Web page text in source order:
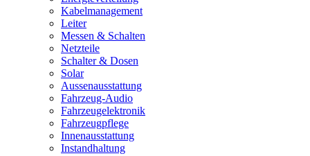
Kabelmanagement
Leiter
Messen & Schalten
Netzteile
Schalter & Dosen
Solar
Aussenausstattung
Fahrzeug-Audio
Fahrzeugelektronik
Fahrzeugpflege
Innenausstattung
Instandhaltung